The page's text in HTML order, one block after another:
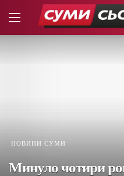
НОВИНИ СУМИ
Минуло чотири